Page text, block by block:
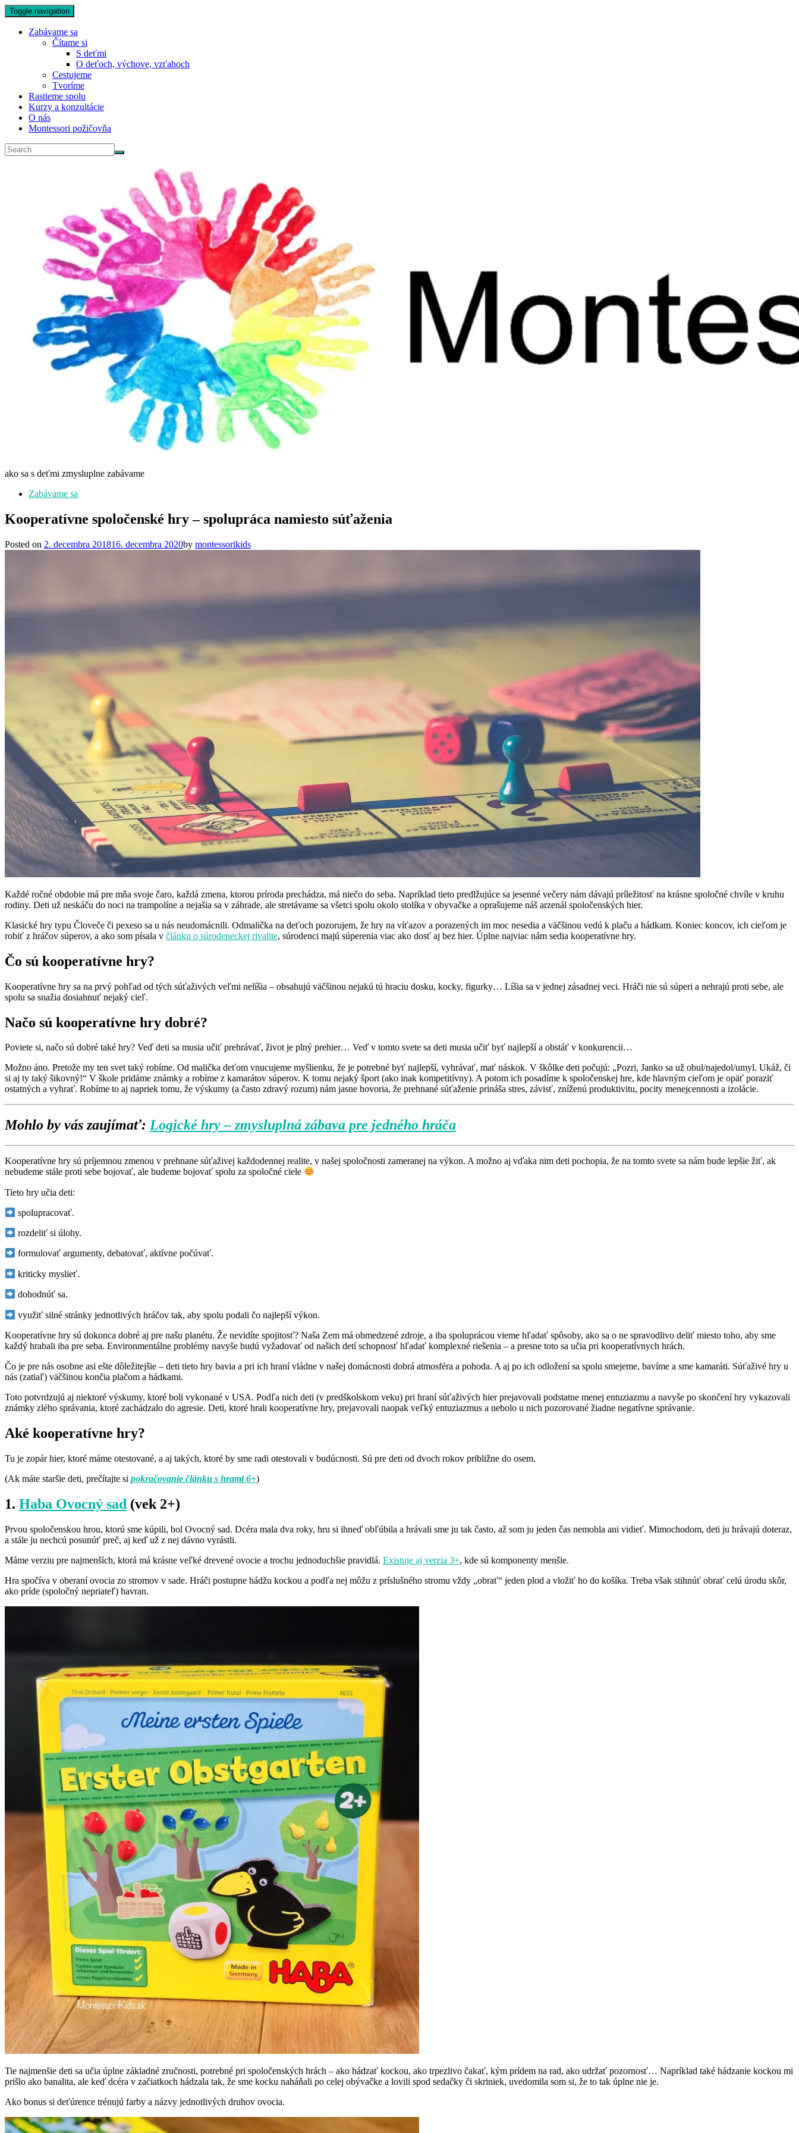
Toggle navigation
Zabávame sa
Čítame si
S deťmi
O deťoch, výchove, vzťahoch
Cestujeme
Tvoríme
Rastieme spolu
Kurzy a konzultácie
O nás
Montessori požičovňa
ako sa s deťmi zmysluplne zabávame
Zabávame sa
Kooperatívne spoločenské hry – spolupráca namiesto súťaženia
Posted on 2. decembra 201816. decembra 2020by montessorikids
Každé ročné obdobie má pre mňa svoje čaro, každá zmena, ktorou príroda prechádza, má niečo do seba. Napríklad tieto predlžujúce sa jesenné večery nám dávajú príležitosť na krásne spoločné chvíle v kruhu
rodiny. Deti už neskáču do noci na trampolíne a nejašia sa v záhrade, ale stretávame sa všetci spolu okolo stolíka v obyvačke a oprašujeme náš arzenál spoločenských hier.
Klasické hry typu Človeče či pexeso sa u nás neudomácnili. Odmalička na deťoch pozorujem, že hry na víťazov a porazených im moc nesedia a väčšinou vedú k plaču a hádkam. Koniec koncov, ich cieľom je
robiť z hráčov súperov, a ako som písala v článku o súrodeneckej rivalite, súrodenci majú súperenia viac ako dosť aj bez hier. Úplne najviac nám sedia kooperatívne hry.
Čo sú kooperatívne hry?
Kooperatívne hry sa na prvý pohľad od tých súťaživých veľmi nelíšia – obsahujú väčšinou nejakú tú hraciu dosku, kocky, figurky… Líšia sa v jednej zásadnej veci. Hráči nie sú súperi a nehrajú proti sebe, ale
spolu sa snažia dosiahnuť nejaký cieľ.
Načo sú kooperatívne hry dobré?
Poviete si, načo sú dobré také hry? Veď deti sa musia učiť prehrávať, život je plný prehier… Veď v tomto svete sa deti musia učiť byť najlepší a obstáť v konkurencii…
Možno áno. Pretože my ten svet taký robíme. Od malička deťom vnucujeme myšlienku, že je potrebné byť najlepší, vyhrávať, mať náskok. V škôlke deti počujú: „Pozri, Janko sa už obul/najedol/umyl. Ukáž, či
si aj ty taký šikovný!“ V škole pridáme známky a robíme z kamarátov súperov. K tomu nejaký šport (ako inak kompetitívny). A potom ich posadíme k spoločenskej hre, kde hlavným cieľom je opäť poraziť
ostatných a vyhrať. Robíme to aj napriek tomu, že výskumy (a často zdravý rozum) nám jasne hovoria, že prehnané súťaženie prináša stres, závisť, zníženú produktivitu, pocity menejcennosti a izolácie.
Mohlo by vás zaujímať: Logické hry – zmysluplná zábava pre jedného hráča
Kooperatívne hry sú príjemnou zmenou v prehnane súťaživej každodennej realite, v našej spoločnosti zameranej na výkon. A možno aj vďaka nim deti pochopia, že na tomto svete sa nám bude lepšie žiť, ak
nebudeme stále proti sebe bojovať, ale budeme bojovať spolu za spoločné ciele
Tieto hry učia deti:
spolupracovať.
rozdeliť si úlohy.
formulovať argumenty, debatovať, aktívne počúvať.
kriticky myslieť.
dohodnúť sa.
využiť silné stránky jednotlivých hráčov tak, aby spolu podali čo najlepší výkon.
Kooperatívne hry sú dokonca dobré aj pre našu planétu. Že nevidíte spojitosť? Naša Zem má obmedzené zdroje, a iba spoluprácou vieme hľadať spôsoby, ako sa o ne spravodlivo deliť miesto toho, aby sme
každý hrabali iba pre seba. Environmentálne problémy navyše budú vyžadovať od našich detí schopnosť hľadať komplexné riešenia – a presne toto sa učia pri kooperatívnych hrách.
Čo je pre nás osobne asi ešte dôležitejšie – deti tieto hry bavia a pri ich hraní vládne v našej domácnosti dobrá atmosféra a pohoda. A aj po ich odložení sa spolu smejeme, bavíme a sme kamaráti. Súťaživé hry u
nás (zatiaľ) väčšinou končia plačom a hádkami.
Toto potvrdzujú aj niektoré výskumy, ktoré boli vykonané v USA. Podľa nich deti (v predškolskom veku) pri hraní súťaživých hier prejavovali podstatne menej entuziazmu a navyše po skončení hry vykazovali
známky zlého správania, ktoré zachádzalo do agresie. Deti, ktoré hrali kooperatívne hry, prejavovali naopak veľký entuziazmus a nebolo u nich pozorované žiadne negatívne správanie.
Aké kooperatívne hry?
Tu je zopár hier, ktoré máme otestované, a aj takých, ktoré by sme radi otestovali v budúcnosti. Sú pre deti od dvoch rokov približne do osem.
(Ak máte staršie deti, prečítajte si pokračovanie článku s hrami 6+)
1. Haba Ovocný sad (vek 2+)
Prvou spoločenskou hrou, ktorú sme kúpili, bol Ovocný sad. Dcéra mala dva roky, hru si ihneď obľúbila a hrávali sme ju tak často, až som ju jeden čas nemohla ani vidieť. Mimochodom, deti ju hrávajú doteraz,
a stále ju nechcú posunúť preč, aj keď už z nej dávno vyrástli.
Máme verziu pre najmenších, ktorá má krásne veľké drevené ovocie a trochu jednoduchšie pravidlá. Existuje aj verzia 3+, kde sú komponenty menšie.
Hra spočíva v oberaní ovocia zo stromov v sade. Hráči postupne hádžu kockou a podľa nej môžu z príslušného stromu vždy „obrať“ jeden plod a vložiť ho do košíka. Treba však stihnúť obrať celú úrodu skôr,
ako príde (spoločný nepriateľ) havran.
Tie najmenšie deti sa učia úplne základné zručnosti, potrebné pri spoločenských hrách – ako hádzať kockou, ako trpezlivo čakať, kým prídem na rad, ako udržať pozornosť… Napríklad také hádzanie kockou mi
prišlo ako banalita, ale keď dcéra v začiatkoch hádzala tak, že sme kocku naháňali po celej obývačke a lovili spod sedačky či skriniek, uvedomila som si, že to tak úplne nie je.
Ako bonus si deťúrence trénujú farby a názvy jednotlivých druhov ovocia.